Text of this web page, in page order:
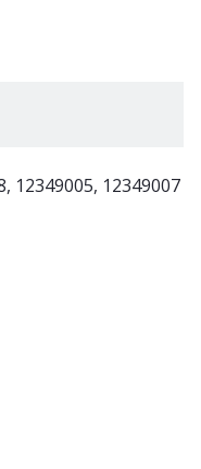
12349005, 12349007